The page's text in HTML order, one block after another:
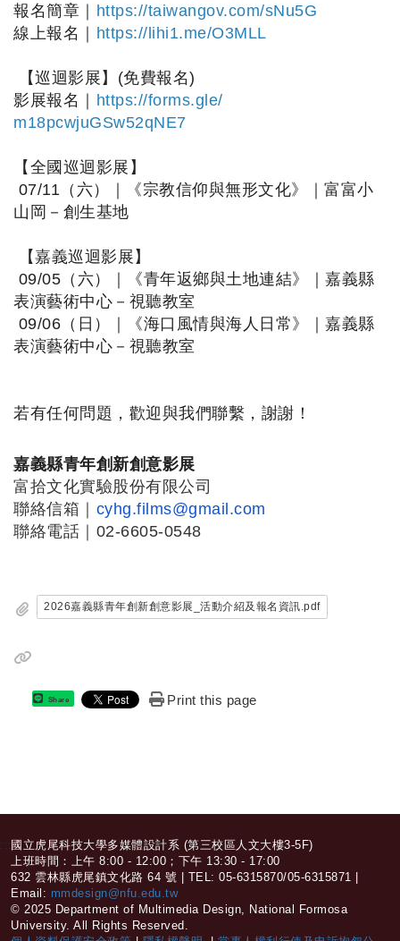
報名簡章｜ https://taiwangov.com/sNu5G
線上報名｜ https://lihi1.me/O3MLL
【巡迴影展】(免費報名)
影展報名｜ https://forms.gle/
m18pcwjuGSw52qNE7
【全國巡迴影展】
07/11（六）｜《宗教信仰與無形文化》｜富富小
山岡－ 創生基地
【嘉義巡迴影展】
09/05（六）｜《青年返鄉與土地連結》｜ 嘉義縣
表演藝術中心－視聽教室
09/06（日）｜《海口風情與海人日常》｜ 嘉義縣
表演藝術中心－視聽教室
若有任何問題，歡迎與我們聯繫，謝謝！
嘉義縣青年創新創意影展
富拾文化實驗股份有限公司
聯絡信箱｜ cyhg.films@gmail.com
聯絡電話｜02-6605-0548
2026嘉義縣青年創新創意影展_活動介紹及報名資訊.pdf
Share Print this page
::: 國立虎尾科技大學多媒體設計系 (第三校區人文大樓3-5F)
上班時間：上午 8:00 - 12:00；下午 13:30 - 17:00
632 雲林縣虎尾鎮文化路 64 號 | TEL: 05-6315870/05-6315871 |
Email: mmdesign@nfu.edu.tw
© 2025 Department of Multimedia Design, National Formosa
University. All Rights Reserved.